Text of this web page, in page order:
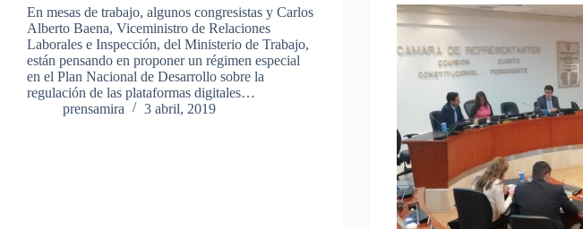
En mesas de trabajo, algunos congresistas y Carlos
Alberto Baena, Viceministro de Relaciones
Laborales e Inspección, del Ministerio de Trabajo,
están pensando en proponer un régimen especial
en el Plan Nacional de Desarrollo sobre la
regulación de las plataformas digitales…
prensamira
3 abril, 2019